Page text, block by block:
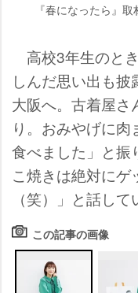
『春になったら』
高校3年生のと
しんだ思い出も
大阪へ。古着屋さ
り。おみやげに
食べました」と振
こ焼きは絶対に
（笑）」と話して
この記事の画像